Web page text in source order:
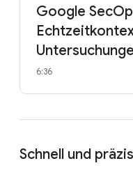
Google
6:36
Schnell und